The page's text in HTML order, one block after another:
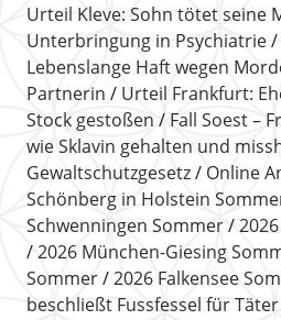
Urteil Kleve: Sohn tötet seine
Unterbringung in Psychiatrie
Lebenslange Haft wegen
Partnerin
Urteil Frankfurt:
Stock gestoßen
Fall Soest –
wie Sklavin gehalten und
Gewaltschutzgesetz
Online
Schönberg in Holstein
Schwenningen Sommer
2026 München-Giesing
Sommer
2026 Falkensee
beschließt Fussfessel für